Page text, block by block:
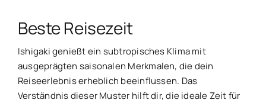
Beste Reisezeit
Ishigaki genießt ein subtropisches Klima mit
ausgeprägten saisonalen Merkmalen, die dein
Reiseerlebnis erheblich beeinflussen. Das
Verständnis dieser Muster hilft dir, die ideale Zeit für